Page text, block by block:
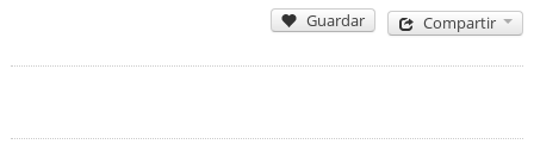
Guardar Compartir